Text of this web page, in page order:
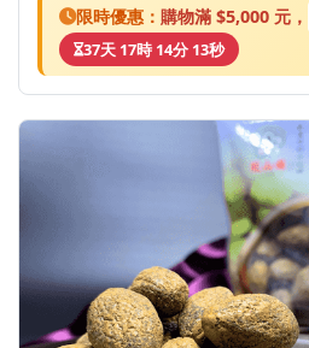
限時優惠： 購物滿 $5,000 元，
37天 17時 14分 13秒